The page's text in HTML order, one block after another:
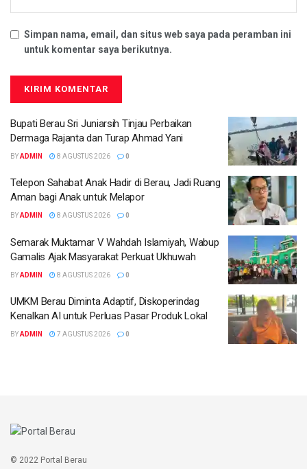
Simpan nama, email, dan situs web saya pada peramban ini
untuk komentar saya berikutnya.
Bupati Berau Sri Juniarsih Tinjau Perbaikan
Dermaga Rajanta dan Turap Ahmad Yani
BYADMIN 8 AGUSTUS 2026 0
Telepon Sahabat Anak Hadir di Berau, Jadi Ruang
Aman bagi Anak untuk Melapor
BYADMIN 8 AGUSTUS 2026 0
Semarak Muktamar V Wahdah Islamiyah, Wabup
Gamalis Ajak Masyarakat Perkuat Ukhuwah
BYADMIN 8 AGUSTUS 2026 0
UMKM Berau Diminta Adaptif, Diskoperindag
Kenalkan AI untuk Perluas Pasar Produk Lokal
BYADMIN 7 AGUSTUS 2026 0
© 2022 Portal Berau